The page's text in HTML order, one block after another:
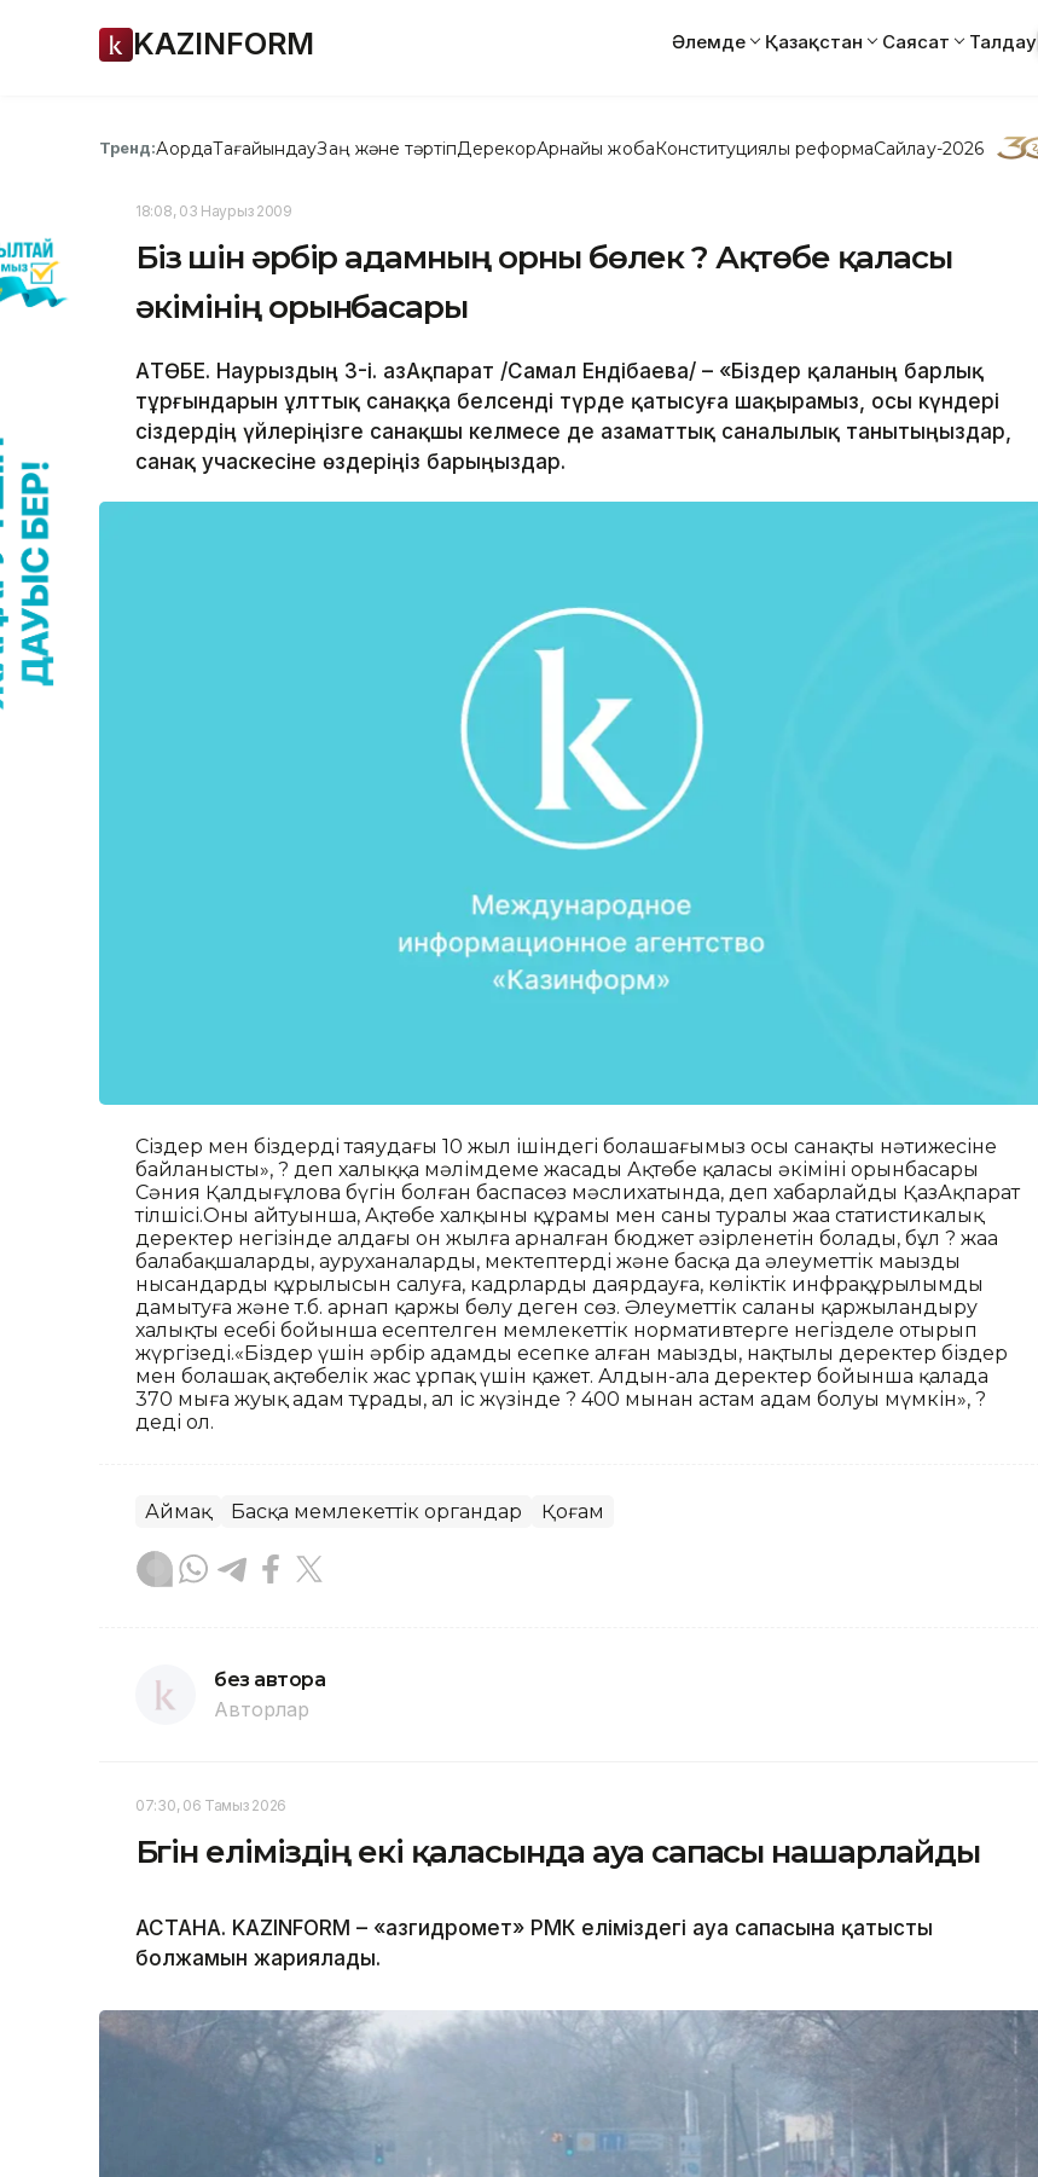
KAZINFORM Әлемде Қазақстан Саясат Талдау
Тренд:АқордаТағайындауЗаң және тәртіпДерекқорАрнайы жобаКонституциялық реформаСайлау-2026
18:08, 03 Наурыз 2009
Біз үшін әрбір адамның орны бөлек ? Ақтөбе қаласы
әкімінің орынбасары
АҚТӨБЕ. Наурыздың 3-і. ҚазАқпарат /Самал Ендібаева/ – «Біздер қаланың барлық
тұрғындарын ұлттық санаққа белсенді түрде қатысуға шақырамыз, осы күндері
сіздердің үйлеріңізге санақшы келмесе де азаматтық саналылық танытыңыздар,
санақ учаскесіне өздеріңіз барыңыздар.
Сіздер мен біздердің таяудағы 10 жыл ішіндегі болашағымыз осы санақтың нәтижесіне
байланысты», ? деп халыққа мәлімдеме жасады Ақтөбе қаласы әкімінің орынбасары
Сәния Қалдығұлова бүгін болған баспасөз мәслихатында, деп хабарлайды ҚазАқпарат
тілшісі.Оның айтуынша, Ақтөбе халқының құрамы мен саны туралы жаңа статистикалық
деректер негізінде алдағы он жылға арналған бюджет әзірленетін болады, бұл ? жаңа
балабақшалардың, ауруханалардың, мектептердің және басқа да әлеуметтік маңызды
нысандардың құрылысын салуға, кадрларды даярдауға, көліктік инфрақұрылымды
дамытуға және т.б. арнап қаржы бөлу деген сөз. Әлеуметтік саланы қаржыландыру
халықтың есебі бойынша есептелген мемлекеттік нормативтерге негізделе отырып
жүргізеді.«Біздер үшін әрбір адамды есепке алған маңызды, нақтылы деректер біздер
мен болашақ ақтөбелік жас ұрпақ үшін қажет. Алдын-ала деректер бойынша қалада
370 мыңға жуық адам тұрады, ал іс жүзінде ? 400 мыңнан астам адам болуы мүмкін», ?
деді ол.
Аймақ Басқа мемлекеттік органдар Қоғам
без автора
Авторлар
07:30, 06 Тамыз 2026
Бүгін еліміздің екі қаласында ауа сапасы нашарлайды
АСТАНА. KAZINFORM – «Қазгидромет» РМК еліміздегі ауа сапасына қатысты
болжамын жариялады.